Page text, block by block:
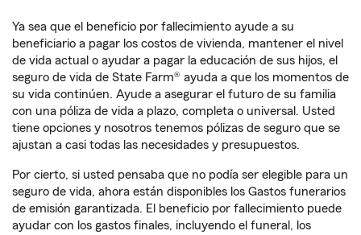
Ya sea que el beneficio por fallecimiento ayude a su
beneficiario a pagar los costos de vivienda, mantener el nivel
de vida actual o ayudar a pagar la educación de sus hijos, el
seguro de vida de State Farm® ayuda a que los momentos de
su vida continúen. Ayude a asegurar el futuro de su familia
con una póliza de vida a plazo, completa o universal. Usted
tiene opciones y nosotros tenemos pólizas de seguro que se
ajustan a casi todas las necesidades y presupuestos.
Por cierto, si usted pensaba que no podía ser elegible para un
seguro de vida, ahora están disponibles los Gastos funerarios
de emisión garantizada. El beneficio por fallecimiento puede
ayudar con los gastos finales, incluyendo el funeral, los